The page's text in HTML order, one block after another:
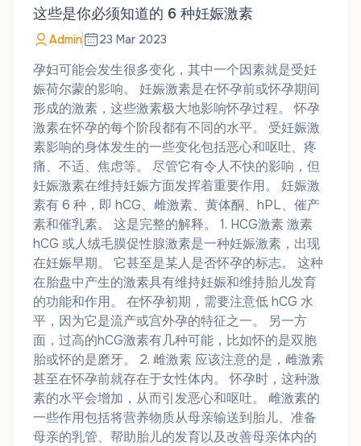
这些是你必须知道的 6 种妊娠激素
Admin 23 Mar 2023
孕妇可能会发生很多变化，其中一个因素就是受妊
娠荷尔蒙的影响。 妊娠激素是在怀孕前或怀孕期间
形成的激素，这些激素极大地影响怀孕过程。 怀孕
激素在怀孕的每个阶段都有不同的水平。 受妊娠激
素影响的身体发生的一些变化包括恶心和呕吐、疼
痛、不适、焦虑等。 尽管它有令人不快的影响，但
妊娠激素在维持妊娠方面发挥着重要作用。 妊娠激
素有 6 种，即 hCG、雌激素、黄体酮、hPL、催产
素和催乳素。 这是完整的解释。 1. HCG激素 激素
hCG 或人绒毛膜促性腺激素是一种妊娠激素，出现
在妊娠早期。 它甚至是某人是否怀孕的标志。 这种
在胎盘中产生的激素具有维持妊娠和维持胎儿发育
的功能和作用。 在怀孕初期，需要注意低 hCG 水
平，因为它是流产或宫外孕的特征之一。 另一方
面，过高的hCG激素有几种可能，比如怀的是双胞
胎或怀的是磨牙。 2. 雌激素 应该注意的是，雌激素
甚至在怀孕前就存在于女性体内。 怀孕时，这种激
素的水平会增加，从而引发恶心和呕吐。 雌激素的
一些作用包括将营养物质从母亲输送到胎儿、准备
母亲的乳管、帮助胎儿的发育以及改善母亲体内的